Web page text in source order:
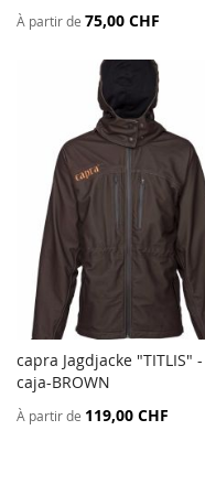
À partir de 75,00 CHF
Ajouter au panier
capra Jagdjacke "TITLIS" -
caja-BROWN
À partir de 119,00 CHF